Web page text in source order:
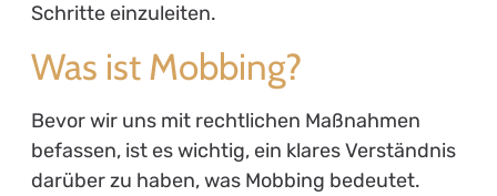
Schritte einzuleiten.
Was ist Mobbing?
Bevor wir uns mit rechtlichen Maßnahmen
befassen, ist es wichtig, ein klares Verständnis
darüber zu haben, was Mobbing bedeutet.